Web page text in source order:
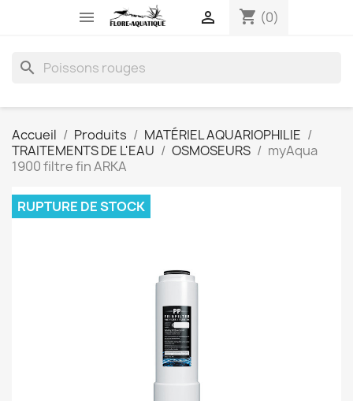
 shopping_cart (0)

search
Accueil Produits
MATÉRIEL AQUARIOPHILIE
TRAITEMENTS DE L'EAU
OSMOSEURS
myAqua
1900 filtre fin ARKA
RUPTURE DE STOCK